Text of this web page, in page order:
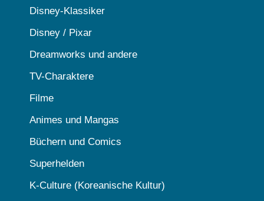
Disney-Klassiker
Disney / Pixar
Dreamworks und andere
TV-Charaktere
Filme
Animes und Mangas
Büchern und Comics
Superhelden
K-Culture (Koreanische Kultur)